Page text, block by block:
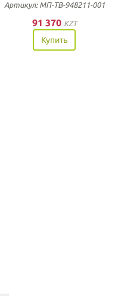
Артикул: МП-ТВ-948211-001
91 370 KZT
Купить